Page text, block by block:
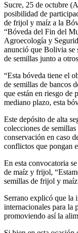
Sucre, 25 de octubre
posibilidad de
de frijol y maíz a la
“Bóveda del Fin del
Agroecología y
anunció que Bolivia se
de semillas junto a
“Esta bóveda tiene el
de semillas de bancos
que están en riesgo de
mediano plazo, esta
Este depósito de alta
colecciones de
conservación en caso
conflictos que pongan
En esta convocatoria
de maíz y frijol,
semillas de frijol y
Serrano explicó que la
internacionales para la
promoviendo así la